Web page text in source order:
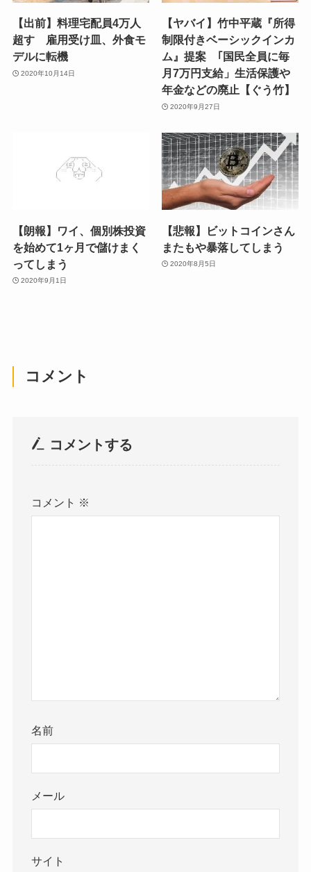
【出前】料理宅配員4万人
超す 雇用受け皿、外食モ
デルに転機
2020年10月14日
【ヤバイ】竹中平蔵『所得
制限付きベーシックインカ
ム』提案 ｢国民全員に毎
月7万円支給」生活保護や
年金などの廃止【ぐう竹】
2020年9月27日
【朗報】ワイ、個別株投資
を始めて1ヶ月で儲けまく
ってしまう
2020年9月1日
【悲報】ビットコインさん
またもや暴落してしまう
2020年8月5日
コメント
コメントする
コメント ※
名前
メール
サイト